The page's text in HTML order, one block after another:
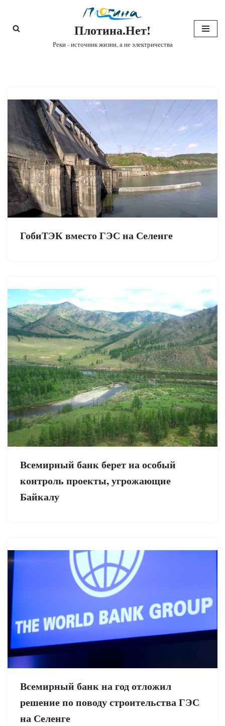
Перейти
Плотина.Нет!
Реки - источник жизни, а не электричества
ГобиТЭК вместо ГЭС на Селенге
Всемирный банк берет на особый
контроль проекты, угрожающие
Байкалу
Всемирный банк на год отложил
решение по поводу строительства ГЭС
на Селенге